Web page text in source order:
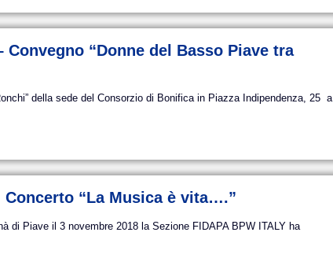
Convegno “Donne del Basso Piave tra
della sede del Consorzio di Bonifica in Piazza Indipendenza, 25 a
Concerto “La Musica è vita….”
di Piave il 3 novembre 2018 la Sezione FIDAPA BPW ITALY ha